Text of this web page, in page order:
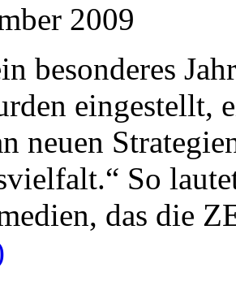
2009
besonderes
eingestellt,
neuen
So
das die